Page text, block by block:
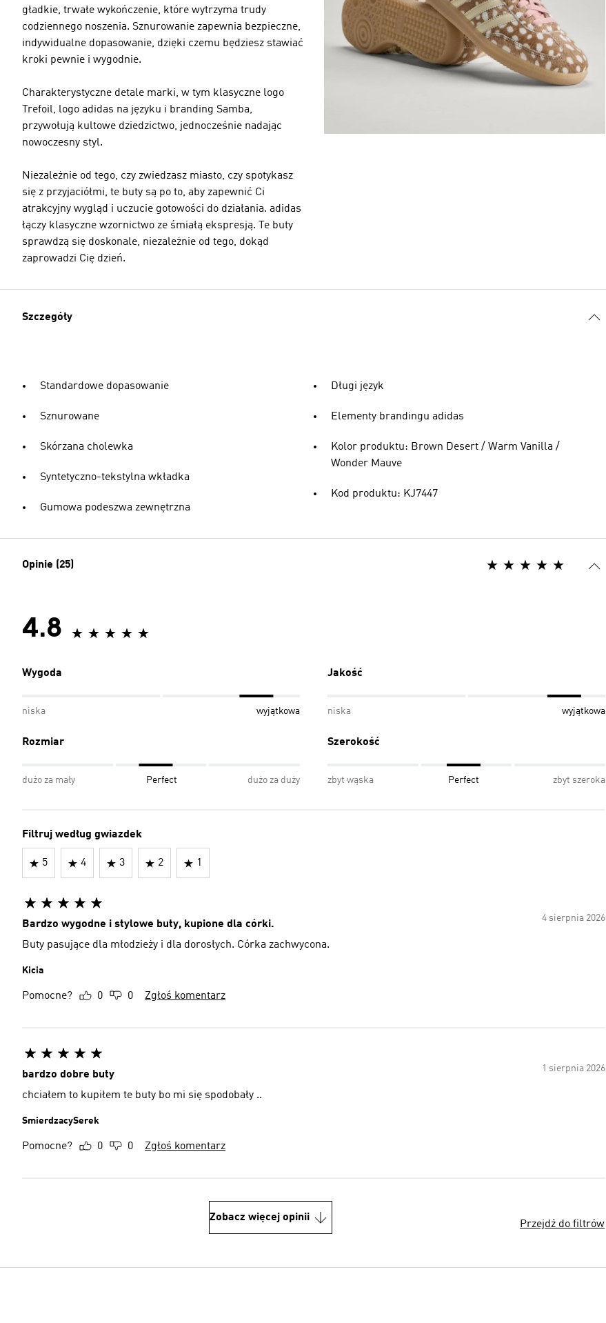
gładkie, trwałe wykończenie, które wytrzyma trudy
codziennego noszenia. Sznurowanie zapewnia bezpieczne,
indywidualne dopasowanie, dzięki czemu będziesz stawiać
kroki pewnie i wygodnie.
Charakterystyczne detale marki, w tym klasyczne logo
Trefoil, logo adidas na języku i branding Samba,
przywołują kultowe dziedzictwo, jednocześnie nadając
nowoczesny styl.
Niezależnie od tego, czy zwiedzasz miasto, czy spotykasz
się z przyjaciółmi, te buty są po to, aby zapewnić Ci
atrakcyjny wygląd i uczucie gotowości do działania. adidas
łączy klasyczne wzornictwo ze śmiałą ekspresją. Te buty
sprawdzą się doskonale, niezależnie od tego, dokąd
zaprowadzi Cię dzień.
Szczegóły
Standardowe dopasowanie
Sznurowane
Skórzana cholewka
Syntetyczno-tekstylna wkładka
Gumowa podeszwa zewnętrzna
Długi język
Elementy brandingu adidas
Kolor produktu: Brown Desert / Warm Vanilla /
Wonder Mauve
Kod produktu: KJ7447
Opinie (25)
4.8
Wygoda
niska wyjątkowa
Jakość
niska wyjątkowa
Rozmiar
dużo za mały Perfect dużo za duży
Szerokość
zbyt wąska Perfect zbyt szeroka
Filtruj według gwiazdek
5 4 3 2 1
4 sierpnia 2026
Bardzo wygodne i stylowe buty, kupione dla córki.
Buty pasujące dla młodzieży i dla dorosłych. Córka zachwycona.
Kicia
Pomocne? 0 0 Zgłoś komentarz
1 sierpnia 2026
bardzo dobre buty
chciałem to kupiłem te buty bo mi się spodobały ..
SmierdzacySerek
Pomocne? 0 0 Zgłoś komentarz
Zobacz więcej opinii
Przejdź do filtrów